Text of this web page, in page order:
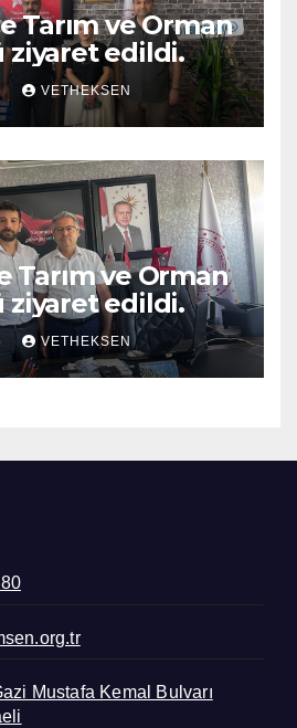
Tarım ve Orman
edildi.
VETHEKSEN
Tarım ve Orman
ziyaret edildi.
VETHEKSEN
Mustafa Kemal Bulvarı